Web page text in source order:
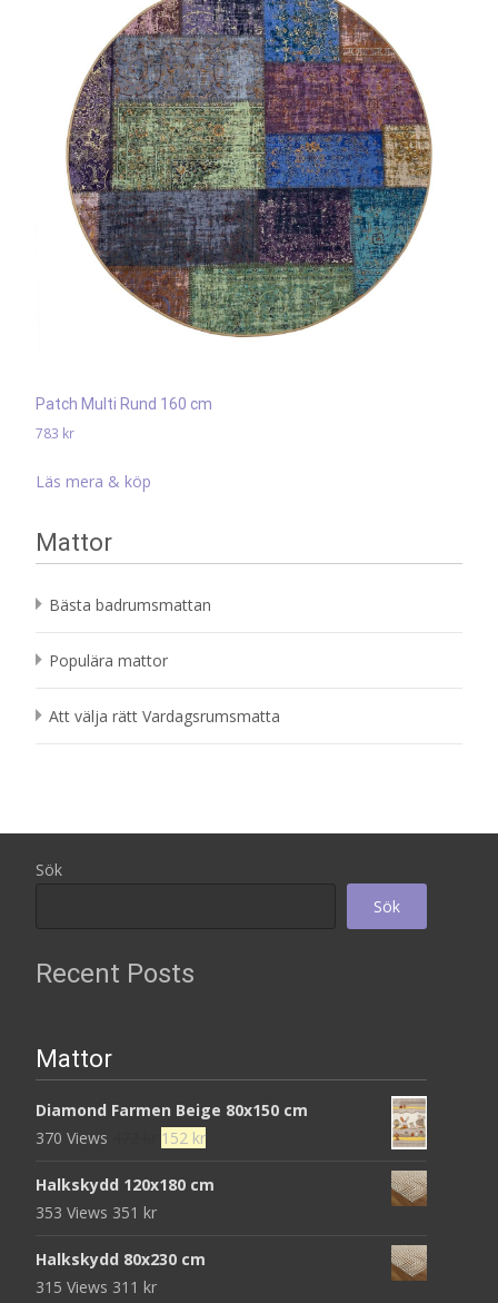
Patch Multi Rund 160 cm
783 kr
Läs mera & köp
Mattor
Bästa badrumsmattan
Populära mattor
Att välja rätt Vardagsrumsmatta
Sök
Sök
Recent Posts
Mattor
Diamond Farmen Beige 80x150 cm
370 Views
Det
priset
152 krDet
priset
Halkskydd 120x180 cm
353 Views 351 kr
Halkskydd 80x230 cm
315 Views 311 kr